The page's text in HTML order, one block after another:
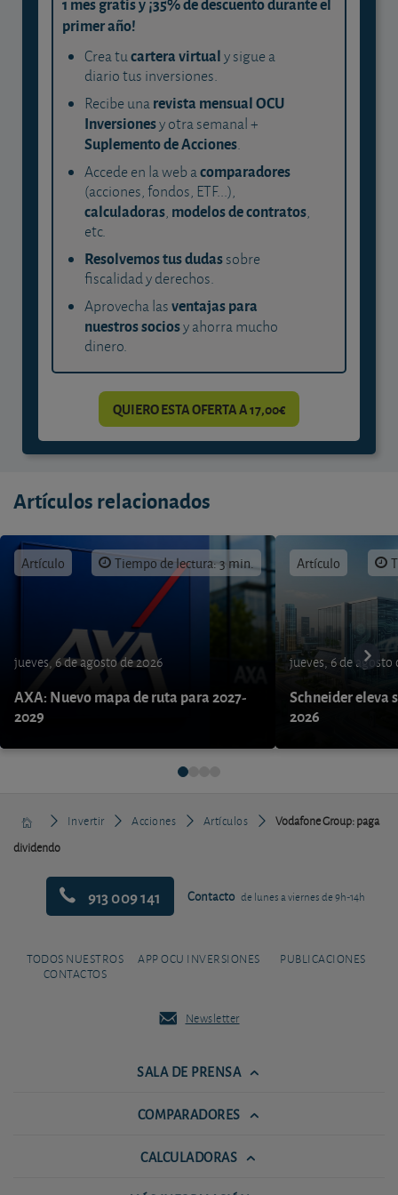
primer año!
Crea tucartera virtualy sigue a
diario tus inversiones.
Recibe unarevista mensual OCU
Inversionesy otra semanal +
Suplemento de Acciones.
Accede en la web acomparadores
(acciones, fondos, ETF...),
calculadoras, modelos de contratos,
etc.
Resolvemos tus dudassobre
fiscalidad y derechos.
Aprovecha lasventajas para
nuestros sociosy ahorra mucho
dinero.
QUIERO ESTA OFERTA A 17,00€
Artículos relacionados
Artículo Tiempo de lectura: 3 min.
jueves, 6 de agosto de 2026
AXA: Nuevo mapa de ruta para 2027-
2029
Artículo
jueves, 6 de agosto
Schneider eleva
2026
Invertir Acciones Artículos
Vodafone Group: paga
dividendo
913 009 141 Contacto de lunes a viernes de 9h-14h
TODOS NUESTROS
CONTACTOS
APP OCU INVERSIONES PUBLICACIONES
Newsletter
SALA DE PRENSA
COMPARADORES
CALCULADORAS